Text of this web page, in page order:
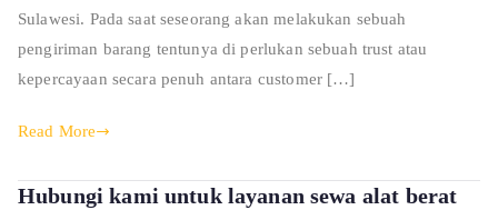
Sulawesi. Pada saat seseorang akan melakukan sebuah
pengiriman barang tentunya di perlukan sebuah trust atau
kepercayaan secara penuh antara customer […]
Read More
Hubungi kami untuk layanan sewa alat berat